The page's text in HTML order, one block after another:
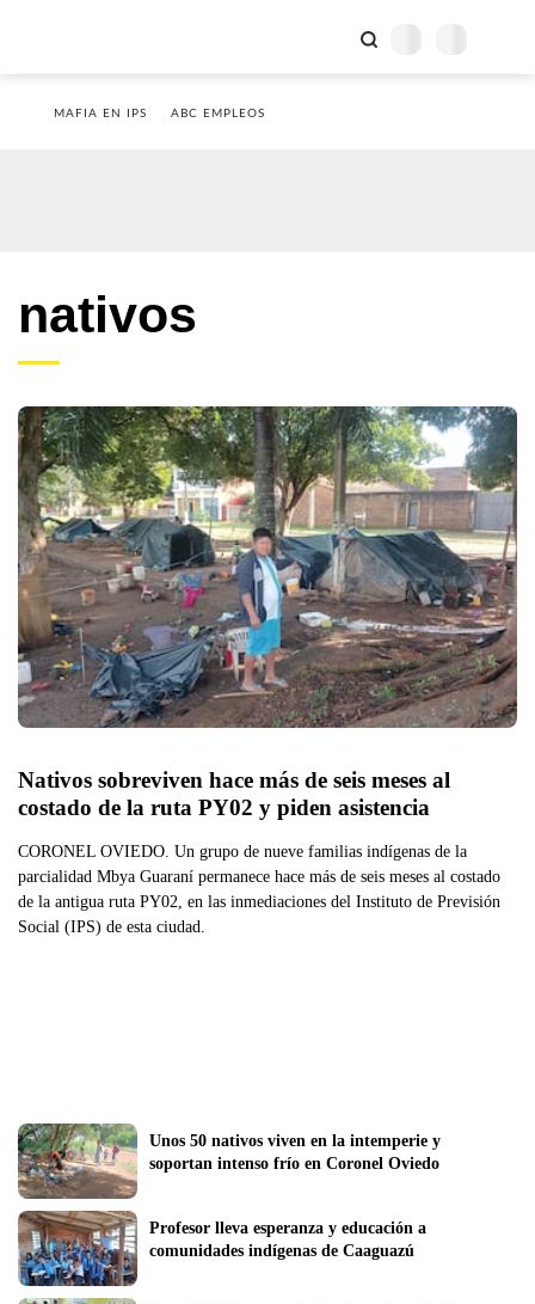
MAFIA EN IPS ABC EMPLEOS
nativos
Nativos sobreviven hace más de seis meses al
costado de la ruta PY02 y piden asistencia
CORONEL OVIEDO. Un grupo de nueve familias indígenas de la
parcialidad Mbya Guaraní permanece hace más de seis meses al costado
de la antigua ruta PY02, en las inmediaciones del Instituto de Previsión
Social (IPS) de esta ciudad.
Unos 50 nativos viven en la intemperie y
soportan intenso frío en Coronel Oviedo
Profesor lleva esperanza y educación a
comunidades indígenas de Caaguazú